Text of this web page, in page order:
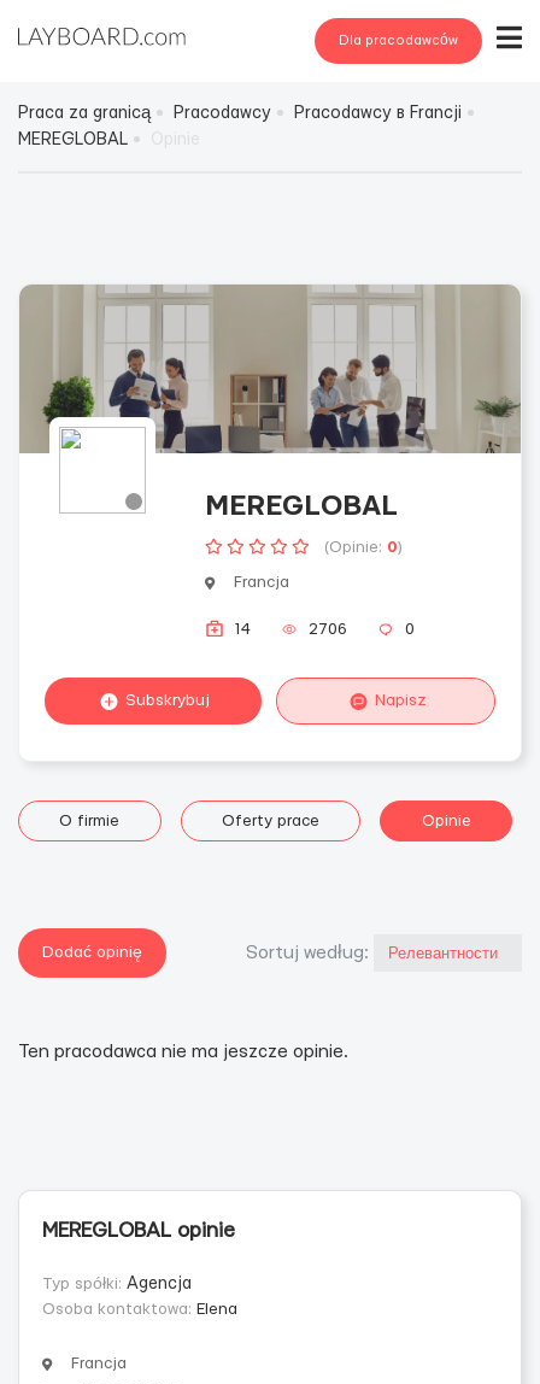
Dla pracodawców
Praca za granicą Pracodawcy
Pracodawcy в Francji
MEREGLOBAL
MEREGLOBAL
(Opinie: 0)
Francja
14 2706 0
Subskrybuj Napisz
O firmie Oferty prace Opinie
Dodać opinię Sortuj według:
Ten pracodawca nie ma jeszcze opinie.
MEREGLOBAL opinie
Typ spółki: Agencja
Osoba kontaktowa: Elena
Francja